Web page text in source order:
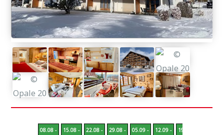
08.08 -
15.08 -
22.08 -
29.08 -
05.09 -
12.09 -
19.09 -